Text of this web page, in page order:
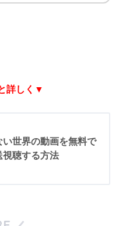
詳しく▼
い世界の動画を無料で
視聴する方法